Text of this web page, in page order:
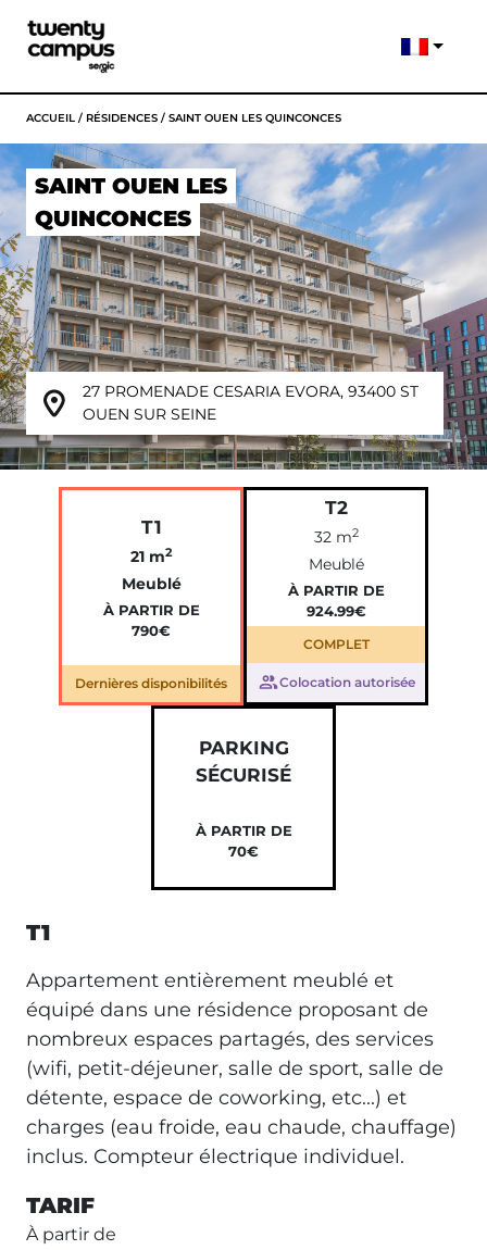
ACCUEIL / RÉSIDENCES / SAINT OUEN LES QUINCONCES
SAINT OUEN LES
QUINCONCES
27 PROMENADE CESARIA EVORA, 93400 ST
OUEN SUR SEINE
T1
21 m2
Meublé
À PARTIR DE
790€
Dernières disponibilités
T2
32 m2
Meublé
À PARTIR DE
924.99€
COMPLET
Colocation autorisée
PARKING
SÉCURISÉ
À PARTIR DE
70€
T1
Appartement entièrement meublé et
équipé dans une résidence proposant de
nombreux espaces partagés, des services
(wifi, petit-déjeuner, salle de sport, salle de
détente, espace de coworking, etc...) et
charges (eau froide, eau chaude, chauffage)
inclus. Compteur électrique individuel.
TARIF
À partir de